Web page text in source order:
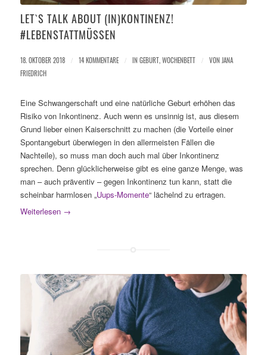
LET`S TALK ABOUT (IN)KONTINENZ!
#LEBENSTATTMÜSSEN
18. OKTOBER 2018 / 14 KOMMENTARE / IN GEBURT,WOCHENBETT / VON JANA
FRIEDRICH
Eine Schwangerschaft und eine natürliche Geburt erhöhen das
Risiko von Inkontinenz. Auch wenn es unsinnig ist, aus diesem
Grund lieber einen Kaiserschnitt zu machen (die Vorteile einer
Spontangeburt überwiegen in den allermeisten Fällen die
Nachteile), so muss man doch auch mal über Inkontinenz
sprechen. Denn glücklicherweise gibt es eine ganze Menge, was
man – auch präventiv – gegen Inkontinenz tun kann, statt die
scheinbar harmlosen „Uups-Momente“ lächelnd zu ertragen.
Weiterlesen→